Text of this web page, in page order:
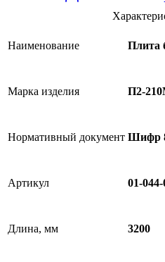
Наименование Плита
Марка изделия П2-
Нормативный документ Шифр
Артикул 01-
Длина, мм 3200